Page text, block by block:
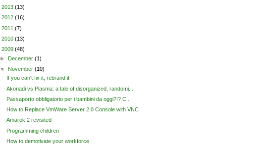
2013 (13)
2012 (16)
2011 (7)
2010 (13)
2009 (48)
► December(1)
▼ November(10)
If you can't fix it, rebrand it
Akonadi vs Plasma: a tale of disorganized, randomi...
Passaporto obbligatorio per i bambini da oggi?!? C...
How to Replace VmWare Server 2.0 Console with VNC
Amarok 2 revisited
Programming children
How to demotivate your workforce